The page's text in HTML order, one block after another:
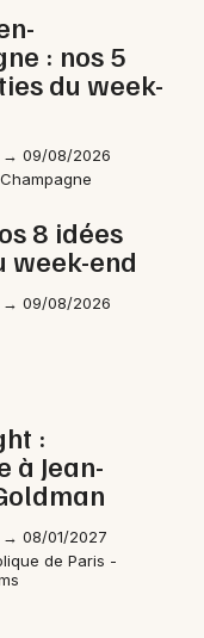
: nos 5
du week-
09/08/2026
8 idées
week-end
09/08/2026
:
à Jean-
08/01/2027
de Paris -